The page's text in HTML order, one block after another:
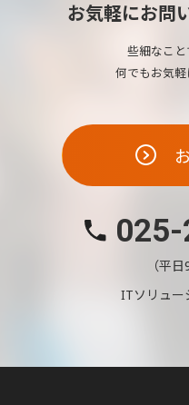
お気軽にお問
些細なこと
何でもお気軽
（平
ITソリュ